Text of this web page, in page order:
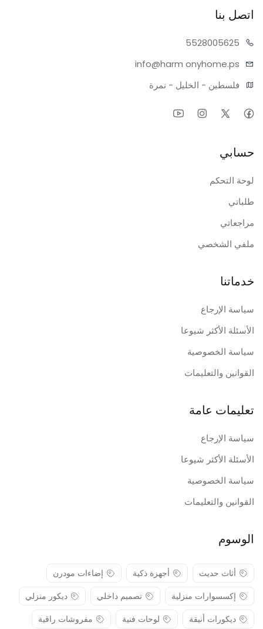
اتصل بنا
05625
55280
info@harm onyhome.ps
فلسطين - الخليل - نمرة
حسابي
لوحة التحكم
طلباتي
مراجعاتي
ملفي الشخصي
خدماتنا
سياسة الإرجاع
الأسئلة الأكثر شيوعا
سياسة الخصوصية
القوانين والتعليمات
تعليمات عامة
سياسة الإرجاع
الأسئلة الأكثر شيوعا
سياسة الخصوصية
القوانين والتعليمات
الوسوم
أثاث حديث أجهزة ذكية
إضاءات مودرن
إكسسوارات منزلية
تصميم داخلي
ديكور منزلي
ديكورات أنيقة
لوحات فنية مفروشات راقية